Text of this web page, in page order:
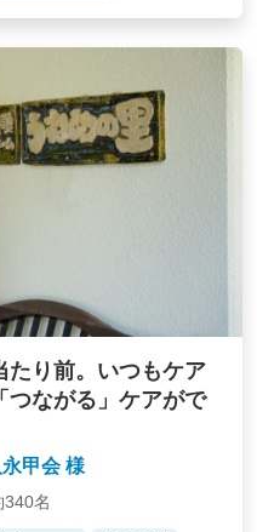
たり前。いつもケア
つながる」ケアがで
甲会 様
340名